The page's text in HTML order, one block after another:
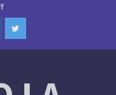
Twitter